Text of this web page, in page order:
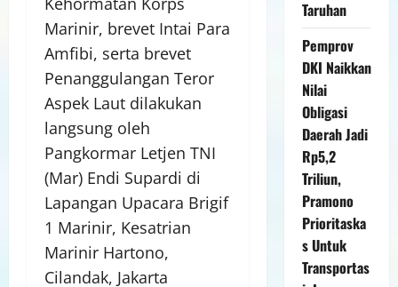
Marinir, brevet Intai Para
Amfibi, serta brevet
Penanggulangan Teror
Aspek Laut dilakukan
langsung oleh
Pangkormar Letjen TNI
(Mar) Endi Supardi di
Lapangan Upacara Brigif
1 Marinir, Kesatrian
Marinir Hartono,
Cilandak, Jakarta
Taruhan
Pemprov
DKI Naikkan
Nilai
Obligasi
Daerah Jadi
Rp5,2
Triliun,
Pramono
Prioritaska
s Untuk
Transportas